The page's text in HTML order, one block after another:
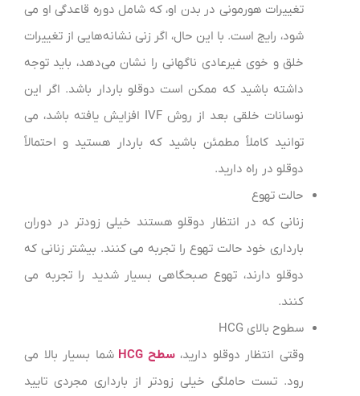
تغییرات هورمونی در بدن او، که شامل دوره قاعدگی او می
شود، رایج است. با این حال، اگر زنی نشانه‌هایی از تغییرات
خلق و خوی غیرعادی ناگهانی را نشان می‌دهد، باید توجه
داشته باشید که ممکن است دوقلو باردار باشد. اگر این
نوسانات خلقی بعد از روش IVF افزایش یافته باشد، می
توانید کاملاً مطمئن باشید که باردار هستید و احتمالاً
دوقلو در راه دارید.
حالت تهوع
زنانی که در انتظار دوقلو هستند خیلی زودتر در دوران
بارداری خود حالت تهوع را تجربه می کنند. بیشتر زنانی که
دوقلو دارند، تهوع صبحگاهی بسیار شدید را تجربه می
کنند.
سطوح بالای HCG
وقتی انتظار دوقلو دارید،سطح HCG
شما بسیار بالا می
رود. تست حاملگی خیلی زودتر از بارداری مجردی تایید